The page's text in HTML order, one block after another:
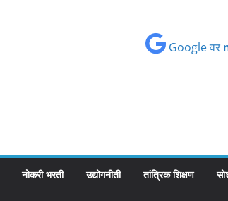
Google वर
नोकरी भरती उद्योगनीती तांत्रिक शिक्षण